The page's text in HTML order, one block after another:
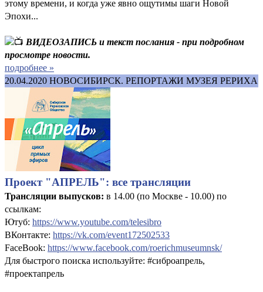
этому времени, и когда уже явно ощутимы шаги Новой
Эпохи...
ВИДЕОЗАПИСЬ и текст послания - при подробном
просмотре новости.
подробнее »
20.04.2020 НОВОСИБИРСК. РЕПОРТАЖИ МУЗЕЯ РЕРИХА
Проект "АПРЕЛЬ": все трансляции
Трансляции выпусков: в 14.00 (по Москве - 10.00) по
ссылкам:
Ютуб: https://www.youtube.com/telesibro
ВКонтакте: https://vk.com/event172502533
FaceBook: https://www.facebook.com/roerichmuseumnsk/
Для быстрого поиска используйте: #сиброапрель,
#проектапрель